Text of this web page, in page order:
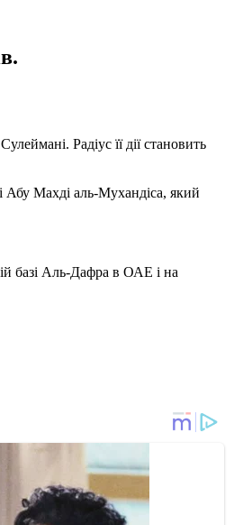
Радіус її дії становить
Махді аль-Мухандіса, який
базі Аль-Дафра в ОАЕ і на